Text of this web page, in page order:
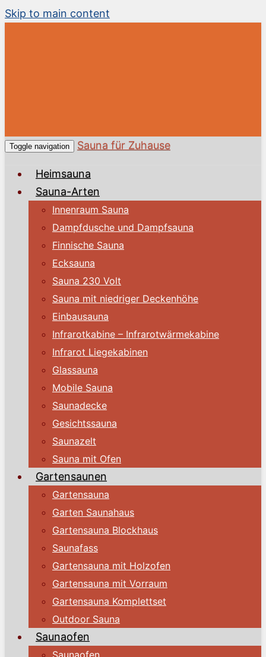
Skip to main content
Toggle navigation Sauna für Zuhause
Heimsauna
Sauna-Arten
Innenraum Sauna
Dampfdusche und Dampfsauna
Finnische Sauna
Ecksauna
Sauna 230 Volt
Sauna mit niedriger Deckenhöhe
Einbausauna
Infrarotkabine – Infrarotwärmekabine
Infrarot Liegekabinen
Glassauna
Mobile Sauna
Saunadecke
Gesichtssauna
Saunazelt
Sauna mit Ofen
Gartensaunen
Gartensauna
Garten Saunahaus
Gartensauna Blockhaus
Saunafass
Gartensauna mit Holzofen
Gartensauna mit Vorraum
Gartensauna Komplettset
Outdoor Sauna
Saunaofen
Saunaofen